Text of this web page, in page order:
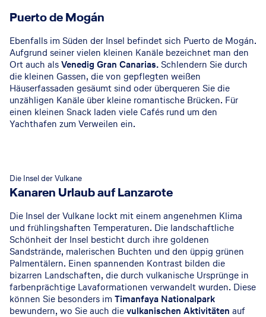
Puerto de Mogán
Ebenfalls im Süden der Insel befindet sich Puerto de Mogán.
Aufgrund seiner vielen kleinen Kanäle bezeichnet man den
Ort auch alsVenedig Gran Canarias.Schlendern Sie durch
die kleinen Gassen, die von gepflegten weißen
Häuserfassaden gesäumt sind oder überqueren Sie die
unzähligen Kanäle über kleine romantische Brücken. Für
einen kleinen Snack laden viele Cafés rund um den
Yachthafen zum Verweilen ein.
Die Insel der Vulkane
Kanaren Urlaub auf Lanzarote
Die Insel der Vulkane lockt mit einem angenehmen Klima
und frühlingshaften Temperaturen. Die landschaftliche
Schönheit der Insel besticht durch ihre goldenen
Sandstrände, malerischen Buchten und den üppig grünen
Palmentälern. Einen spannenden Kontrast bilden die
bizarren Landschaften, die durch vulkanische Ursprünge in
farbenprächtige Lavaformationen verwandelt wurden. Diese
können Sie besonders im Timanfaya Nationalpark
bewundern, wo Sie auch dievulkanischen Aktivitäten auf